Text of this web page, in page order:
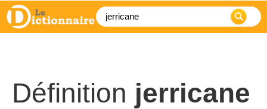
Définition jerricane